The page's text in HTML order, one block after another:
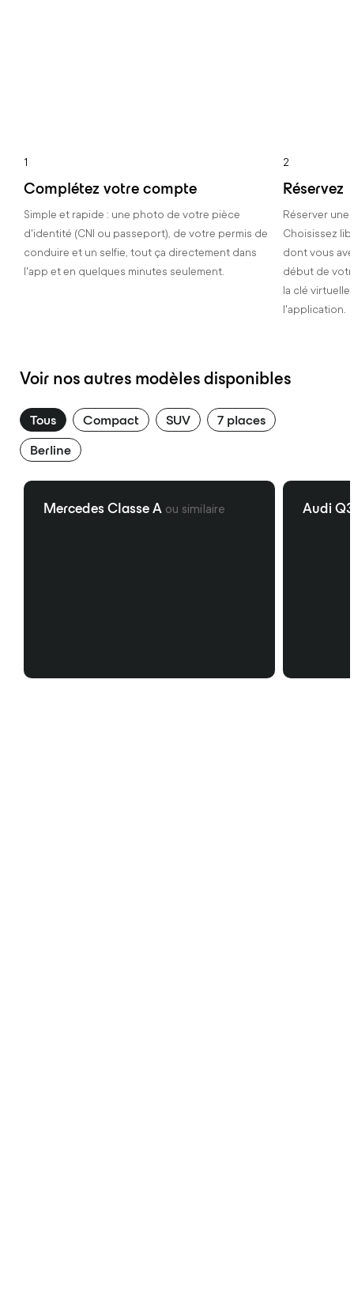
1
Complétez votre compte
Simple et rapide : une photo de votre pièce
d'identité (CNI ou passeport), de votre permis de
conduire et un selfie, tout ça directement dans
l'app et en quelques minutes seulement.
2
Réservez
Réserver une
Choisissez
dont vous
début de
la clé
l'application.
Voir nos autres modèles disponibles
Tous Compact SUV 7 places
Berline
Mercedes Classe A ou similaire Audi Q3